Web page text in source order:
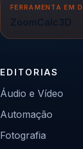
FERRAMENTA EM
ZoomCalc3D
EDITORIAS
Áudio e Vídeo
Automação
Fotografia